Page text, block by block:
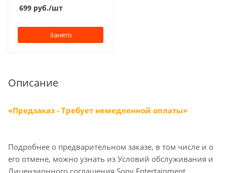
699 руб./шт
Занято
Описание
«Предзаказ - Требует немедленной оплаты»
Подробнее о предварительном заказе, в том числе и о
его отмене, можно узнать из Условий обслуживания и